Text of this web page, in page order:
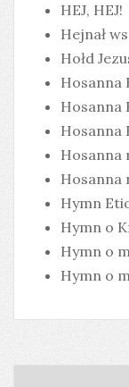
HEJ, HEJ!
Hejnał
Hołd
Hosanna
Hosanna
Hosanna
Hosanna
Hosanna
Hymn
Hymn o
Hymn o
Hymn o